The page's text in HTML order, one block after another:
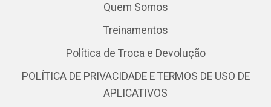
Quem Somos
Treinamentos
Política de Troca e Devolução
POLÍTICA DE PRIVACIDADE E TERMOS DE USO DE
APLICATIVOS